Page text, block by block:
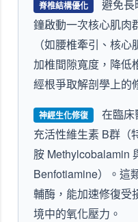
脊椎結構優化
避免長
鐘啟動一次核心肌肉
（如腰椎牽引、核
加椎間隙寬度，降低
經根爭取解剖學上的
神經生化修復
在臨床
充活性維生素 B群（
胺 Methylcobalamin
Benfotiamine）。這
輔酶，能加速修復受
境中的氧化壓力。